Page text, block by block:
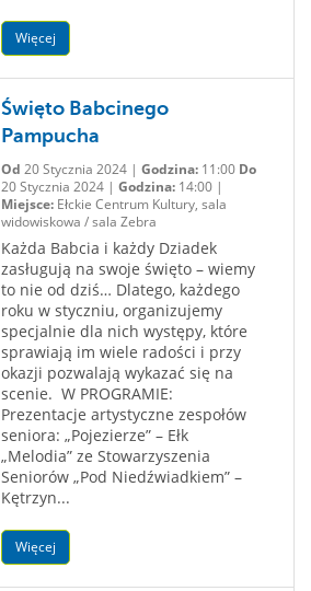
Więcej
Święto Babcinego
Pampucha
Od 20 Stycznia 2024 | Godzina:11:00 Do
20 Stycznia 2024 | Godzina:14:00 |
Miejsce:Ełckie Centrum Kultury, sala
widowiskowa / sala Zebra
Każda Babcia i każdy Dziadek
zasługują na swoje święto – wiemy
to nie od dziś… Dlatego, każdego
roku w styczniu, organizujemy
specjalnie dla nich występy, które
sprawiają im wiele radości i przy
okazji pozwalają wykazać się na
scenie. W PROGRAMIE:
Prezentacje artystyczne zespołów
seniora: „Pojezierze” – Ełk
„Melodia” ze Stowarzyszenia
Seniorów „Pod Niedźwiadkiem” –
Kętrzyn...
Więcej